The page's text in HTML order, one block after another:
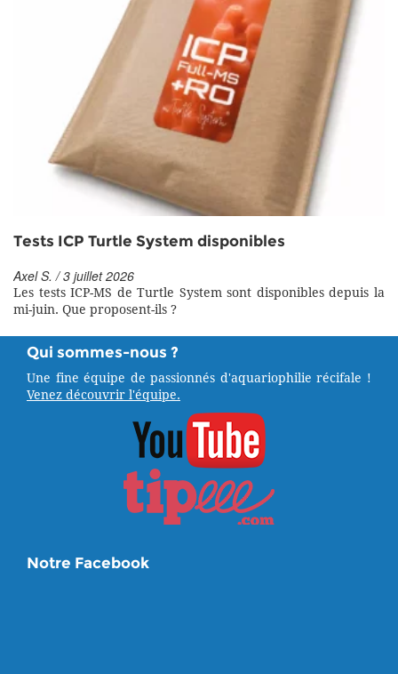
Tests ICP Turtle System disponibles
Axel S. / 3 juillet 2026
Les tests ICP-MS de Turtle System sont disponibles depuis la
mi-juin. Que proposent-ils ?
Qui sommes-nous ?
Une fine équipe de passionnés d'aquariophilie récifale !
Venez découvrir l'équipe.
Notre Facebook